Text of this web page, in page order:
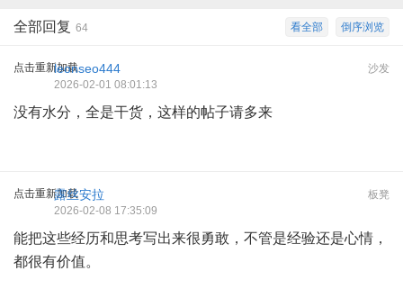
倒序浏览
看全部
全部回复 64
点击重新加载 沙发
leonseo444
2026-02-01 08:01:13
没有水分，全是干货，这样的帖子请多来
点击重新加载 板凳
露丝安拉
2026-02-08 17:35:09
能把这些经历和思考写出来很勇敢，不管是经验还是心情，
都很有价值。